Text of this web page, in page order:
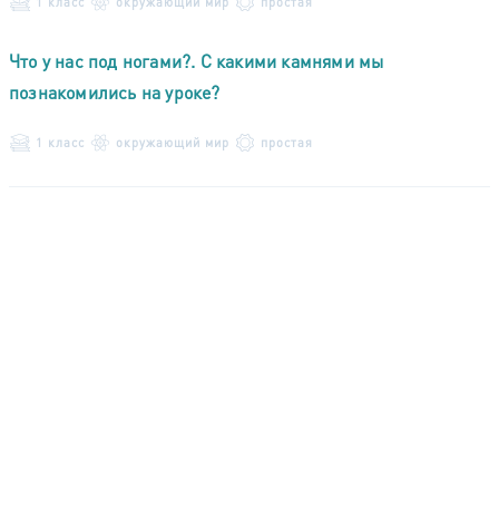
Что у нас под ногами?. С какими камнями мы
познакомились на уроке?
1 класс окружающий мир простая